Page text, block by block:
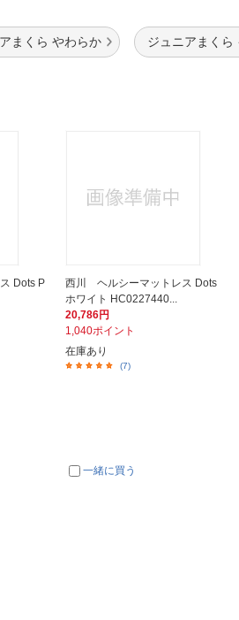
まくら やわらか ジュニアまくら
Dots P
西川 ヘルシーマットレス Dots
ホワイト HC0227440...
20,786円
1,040ポイント
在庫あり
(7)
一緒に買う